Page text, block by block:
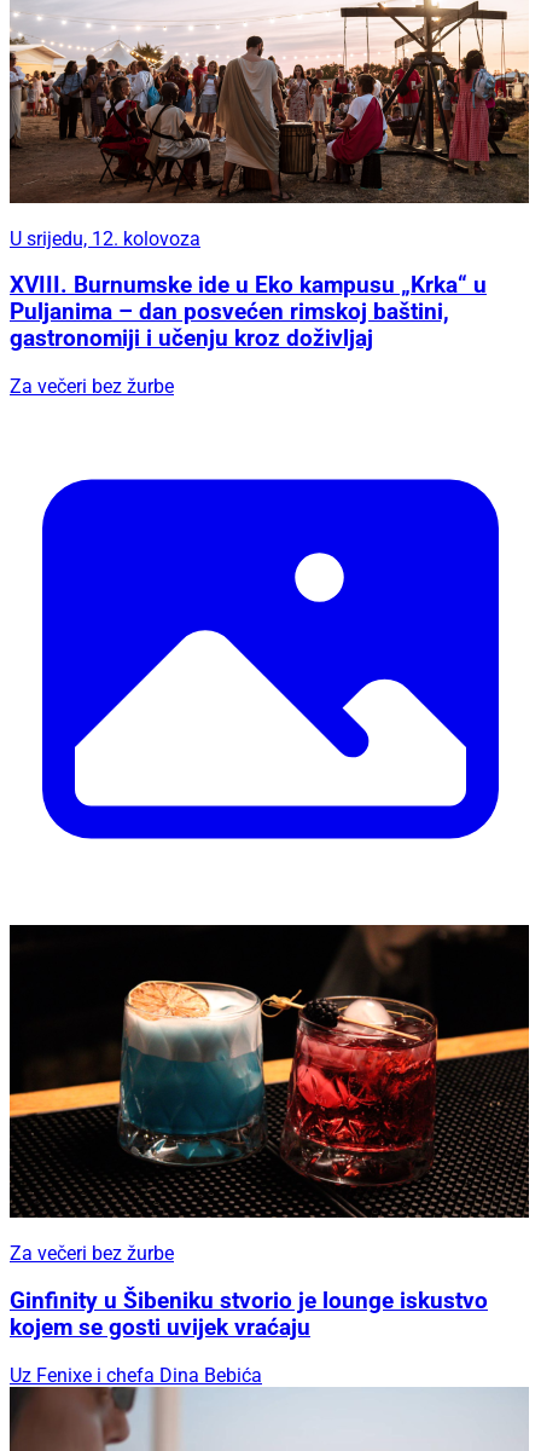
U srijedu, 12. kolovoza
XVIII. Burnumske ide u Eko kampusu „Krka“ u
Puljanima – dan posvećen rimskoj baštini,
gastronomiji i učenju kroz doživljaj
Za večeri bez žurbe
Za večeri bez žurbe
Ginfinity u Šibeniku stvorio je lounge iskustvo
kojem se gosti uvijek vraćaju
Uz Fenixe i chefa Dina Bebića